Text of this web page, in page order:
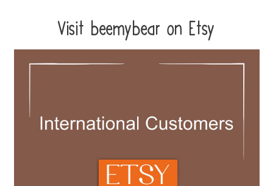
Visit beemybear on Etsy